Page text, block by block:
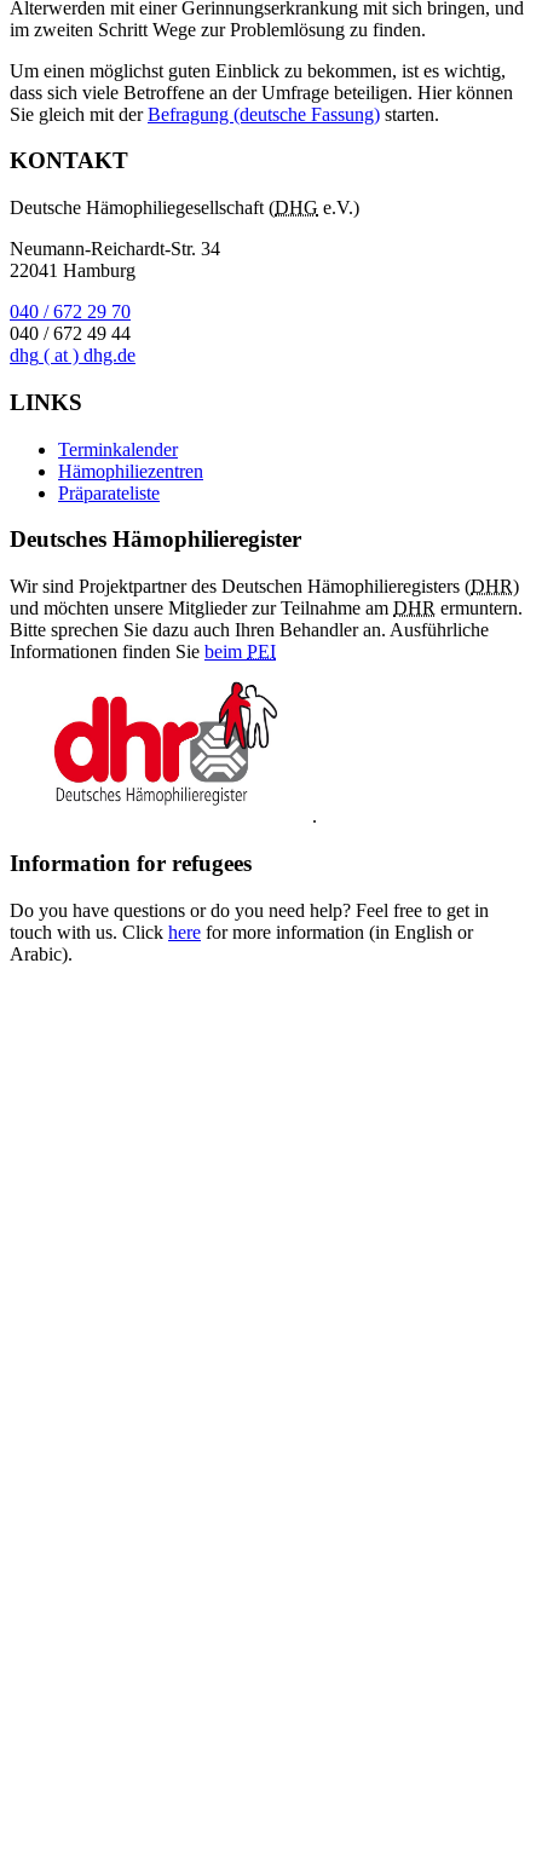
Älterwerden mit einer Gerinnungserkrankung mit sich bringen, und
im zweiten Schritt Wege zur Problemlösung zu finden.
Um einen möglichst guten Einblick zu bekommen, ist es wichtig,
dass sich viele Betroffene an der Umfrage beteiligen. Hier können
Sie gleich mit derBefragung (deutsche Fassung) starten.
KONTAKT
Deutsche Hämophiliegesellschaft (DHG e.V.)
Neumann-Reichardt-Str. 34
22041 Hamburg
040 / 672 29 70
040 / 672 49 44
dhg ( at ) dhg.de
LINKS
Terminkalender
Hämophiliezentren
Präparateliste
Deutsches Hämophilieregister
Wir sind Projektpartner des Deutschen Hämophilieregisters (DHR)
und möchten unsere Mitglieder zur Teilnahme am DHR ermuntern.
Bitte sprechen Sie dazu auch Ihren Behandler an. Ausführliche
Informationen finden Sie beim PEI
.
Information for refugees
Do you have questions or do you need help? Feel free to get in
touch with us. Click here for more information (in English or
Arabic).